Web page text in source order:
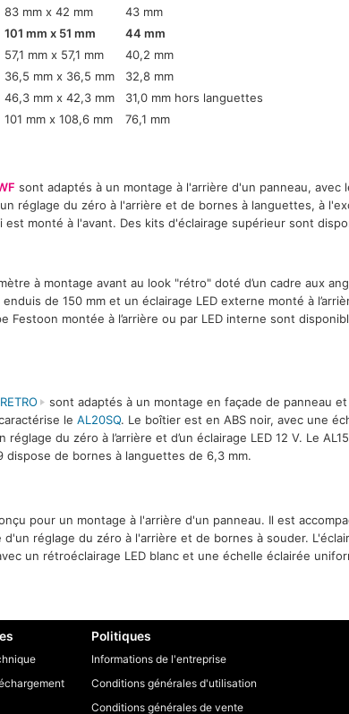
83 mm x 42 mm
43 mm
101 mm x 51 mm
44 mm
57,1 mm x 57,1 mm
40,2 mm
36,5 mm x 36,5 mm
32,8 mm
46,3 mm x 42,3 mm
31,0 mm hors languettes
101 mm x 108,6 mm 76,1 mm
sont adaptés à un montage à l'arrière d'un panneau, avec
réglage du zéro à l'arrière et de bornes à languettes, à
est monté à l'avant. Des kits d'éclairage supérieur sont
à montage avant au look "rétro" doté d’un cadre aux
de 150 mm et un éclairage LED externe monté à
Festoon montée à l’arrière ou par LED interne sont
sont adaptés à un montage en façade de panneau
le AL20SQ. Le boîtier est en ABS noir, avec une
réglage du zéro à l’arrière et d’un éclairage LED 12 V. Le
dispose de bornes à languettes de 6,3 mm.
pour un montage à l'arrière d'un panneau. Il est
réglage du zéro à l'arrière et de bornes à souder.
un rétroéclairage LED blanc et une échelle éclairée
Politiques
Informations de l'entreprise
Conditions générales d'utilisation
Conditions générales de vente